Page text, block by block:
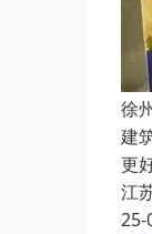
徐
建
更
江
25-